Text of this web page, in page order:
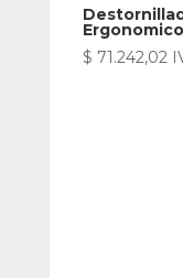
$ 71.242,02